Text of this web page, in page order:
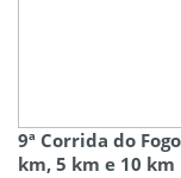
9ª Corrida do
km, 5 km e 10 km